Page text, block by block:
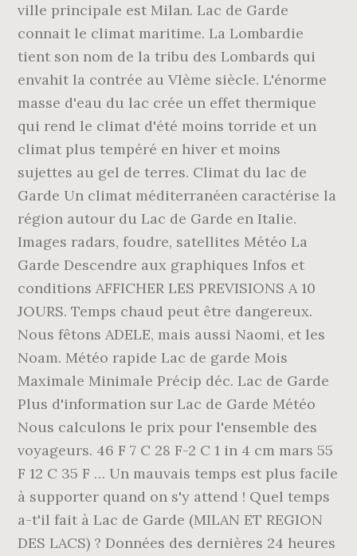
ville principale est Milan. Lac de Garde
connait le climat maritime. La Lombardie
tient son nom de la tribu des Lombards qui
envahit la contrée au VIème siècle. L'énorme
masse d'eau du lac crée un effet thermique
qui rend le climat d'été moins torride et un
climat plus tempéré en hiver et moins
sujettes au gel de terres. Climat du lac de
Garde Un climat méditerranéen caractérise la
région autour du Lac de Garde en Italie.
Images radars, foudre, satellites Météo La
Garde Descendre aux graphiques Infos et
conditions AFFICHER LES PREVISIONS A 10
JOURS. Temps chaud peut être dangereux.
Nous fêtons ADELE, mais aussi Naomi, et les
Noam. Météo rapide Lac de garde Mois
Maximale Minimale Précip déc. Lac de Garde
Plus d'information sur Lac de Garde Météo
Nous calculons le prix pour l'ensemble des
voyageurs. 46 F 7 C 28 F-2 C 1 in 4 cm mars 55
F 12 C 35 F … Un mauvais temps est plus facile
à supporter quand on s'y attend ! Quel temps
a-t'il fait à Lac de Garde (MILAN ET REGION
DES LACS) ? Données des dernières 24 heures